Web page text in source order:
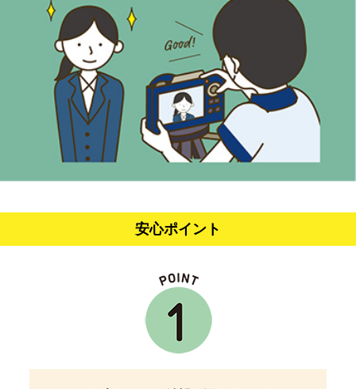
安心ポイント